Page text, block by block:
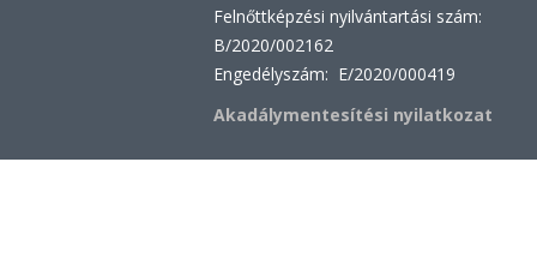
Felnőttképzési nyilvántartási szám:
B/2020/002162
Engedélyszám: E/2020/000419
Akadálymentesítési nyilatkozat